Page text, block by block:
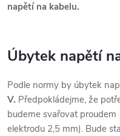
napětí na kabelu.
Úbytek napětí
Podle normy by úbytek
V. Předpokládejme, že
budeme svařovat
elektrodu 2,5 mm). Bude